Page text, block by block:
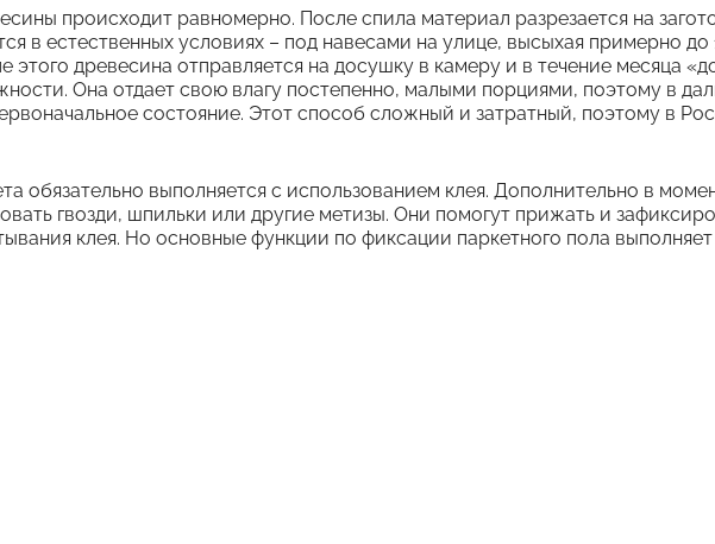
происходит равномерно. После спила материал разрезается на
в естественных условиях – под навесами на улице, высыхая примерно до
этого древесина отправляется на досушку в камеру и в течение месяца
Она отдает свою влагу постепенно, малыми порциями, поэтому в
состояние. Этот способ сложный и затратный, поэтому в
обязательно выполняется с использованием клея. Дополнительно в
гвозди, шпильки или другие метизы. Они помогут прижать и
клея. Но основные функции по фиксации паркетного пола